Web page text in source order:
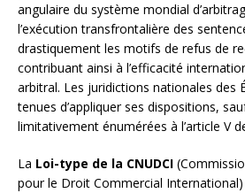
angulaire du système mondial
l’exécution transfrontalière des
drastiquement les motifs de refus de
contribuant ainsi à l’efficacité
arbitral. Les juridictions nationales des
tenues d’appliquer ses dispositions,
limitativement énumérées à l’article V
La Loi-type de la CNUDCI
pour le Droit Commercial International)